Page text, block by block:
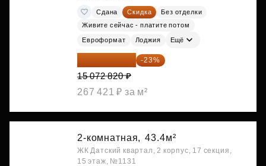
Сдана Скидка
Без отделки
Живите сейчас - платите потом
Евроформат Лоджия Ещё
11 606 071 ₽ -23%
15 072 820 ₽
267 421 ₽ за м²
2-комнатная, 43.4м²
ЖК Датский квартал, 2 корпус, 17 секция,
15 этаж, №1131